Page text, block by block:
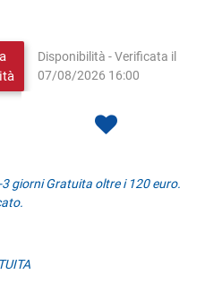
Disponibilità - Verificata il
07/08/2026 16:00
giorni Gratuita oltre i 120 euro.